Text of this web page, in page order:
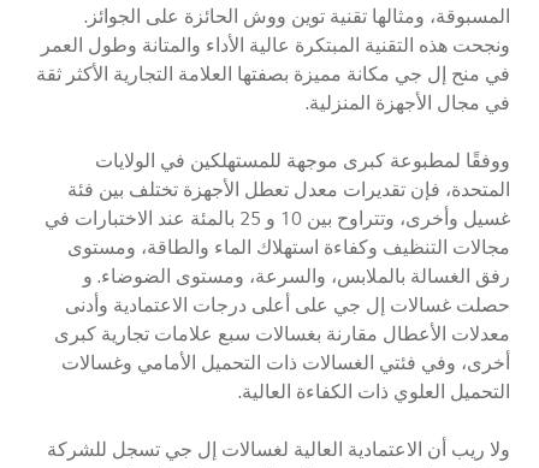
المسبوقة، ومثالها تقنية توين ووش الحائزة على الجوائز.
ونجحت هذه التقنية المبتكرة عالية الأداء والمتانة وطول العمر
في منح إل جي مكانة مميزة بصفتها العلامة التجارية الأكثر ثقة
في مجال الأجهزة المنزلية.
ووفقًا لمطبوعة كبرى موجهة للمستهلكين في الولايات
المتحدة، فإن تقديرات معدل تعطل الأجهزة تختلف بين فئة
غسيل وأخرى، وتتراوح بين 10 و 25 بالمئة عند الاختبارات في
مجالات التنظيف وكفاءة استهلاك الماء والطاقة، ومستوى
رفق الغسالة بالملابس، والسرعة، ومستوى الضوضاء. و
حصلت غسالات إل جي على أعلى درجات الاعتمادية وأدنى
معدلات الأعطال مقارنة بغسالات سبع علامات تجارية كبرى
أخرى، وفي فئتي الغسالات ذات التحميل الأمامي وغسالات
التحميل العلوي ذات الكفاءة العالية.
ولا ريب أن الاعتمادية العالية لغسالات إل جي تسجل للشركة